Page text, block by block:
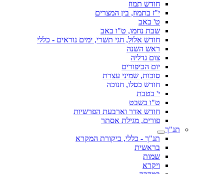
חודש תמוז
י"ז בתמוז, בין המצרים
ט' באב
שבת נחמו, ט"ו באב
חודש אלול, חגי תשרי, ימים נוראים - כללי
ראש השנה
צום גדליה
יום הכיפורים
סוכות, שמיני עצרת
חודש כסלו, חנוכה
י' בטבת
ט"ו בשבט
חודש אדר וארבעת הפרשיות
פורים, מגילת אסתר
תנ"ך
תנ"ך - כללי, ביקורת המקרא
בראשית
שמות
ויקרא